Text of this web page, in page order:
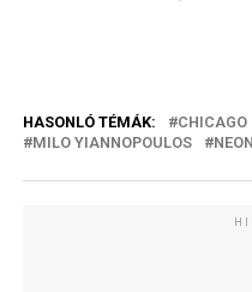
HASONLÓ TÉMÁK: CHICAGO
MILO YIANNOPOULOS